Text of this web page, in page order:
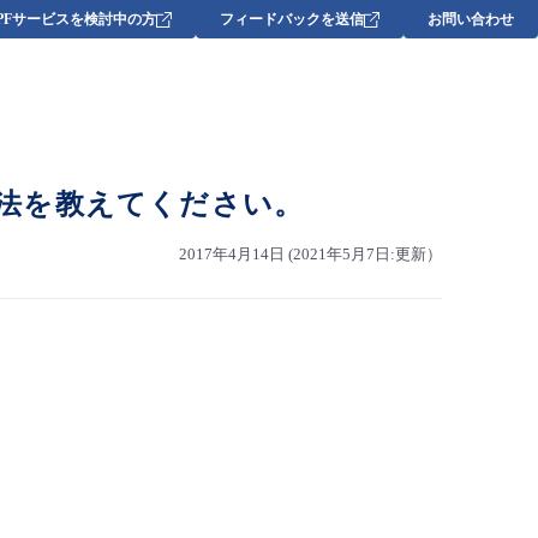
サービスを検討中の方 フィードバックを送信 お問い合わせ
を教えてください。
2017年4月14日 (2021年5月7日:更新）